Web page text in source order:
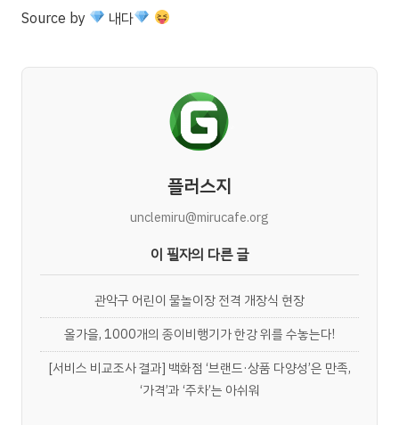
Source by 내다
플러스지
unclemiru@mirucafe.org
이 필자의 다른 글
관악구 어린이 물놀이장 전격 개장식 현장
올가을, 1000개의 종이비행기가 한강 위를 수놓는다!
[서비스 비교조사 결과] 백화점 ‘브랜드·상품 다양성’은 만족,
‘가격’과 ‘주차’는 아쉬워